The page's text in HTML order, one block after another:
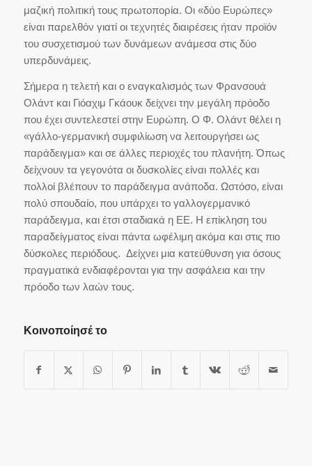
μαζική πολιτική τους πρωτοπορία. Οι «δύο Ευρώπες»
είναι παρελθόν γιατί οι τεχνητές διαιρέσεις ήταν προϊόν
του συσχετισμού των δυνάμεων ανάμεσα στις δύο
υπερδυνάμεις.
Σήμερα η τελετή και ο εναγκαλισμός των Φρανσουά
Ολάντ και Γιόαχιμ Γκάουκ δείχνει την μεγάλη πρόοδο
που έχει συντελεστεί στην Ευρώπη. Ο Φ. Ολάντ θέλει η
«γάλλο-γερμανική συμφιλίωση να λειτουργήσει ως
παράδειγμα» και σε άλλες περιοχές του πλανήτη. Όπως
δείχνουν τα γεγονότα οι δυσκολίες είναι πολλές και
πολλοί βλέπουν το παράδειγμα ανάποδα. Ωστόσο, είναι
πολύ σπουδαίο, που υπάρχει το γαλλογερμανικό
παράδειγμα, και έτσι σταδιακά η ΕΕ. Η επίκληση του
παραδείγματος είναι πάντα ωφέλιμη ακόμα και στις πιο
δύσκολες περιόδους. Δείχνει μια κατεύθυνση για όσους
πραγματικά ενδιαφέρονται για την ασφάλεια και την
πρόοδο των λαών τους.
Κοινοποίησέ το